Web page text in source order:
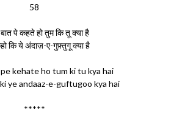
58
पे कहते हो तुम कि तू क्या है
कि ये अंदाज़-ए-गुफ़्तुगू क्या है
kehate ho tum ki tu kya hai
ye andaaz-e-guftugoo kya hai
*****